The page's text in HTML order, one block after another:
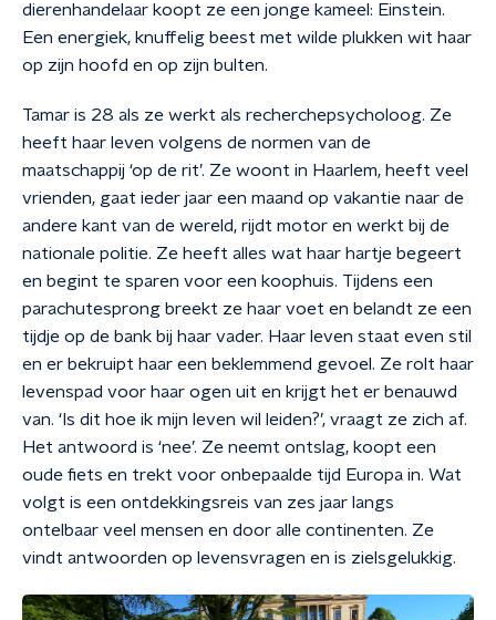
dierenhandelaar koopt ze een jonge kameel: Einstein.
Een energiek, knuffelig beest met wilde plukken wit haar
op zijn hoofd en op zijn bulten.
Tamar is 28 als ze werkt als recherchepsycholoog. Ze
heeft haar leven volgens de normen van de
maatschappij ‘op de rit’. Ze woont in Haarlem, heeft veel
vrienden, gaat ieder jaar een maand op vakantie naar de
andere kant van de wereld, rijdt motor en werkt bij de
nationale politie. Ze heeft alles wat haar hartje begeert
en begint te sparen voor een koophuis. Tijdens een
parachutesprong breekt ze haar voet en belandt ze een
tijdje op de bank bij haar vader. Haar leven staat even stil
en er bekruipt haar een beklemmend gevoel. Ze rolt haar
levenspad voor haar ogen uit en krijgt het er benauwd
van. ‘Is dit hoe ik mijn leven wil leiden?’, vraagt ze zich af.
Het antwoord is ‘nee’. Ze neemt ontslag, koopt een
oude fiets en trekt voor onbepaalde tijd Europa in. Wat
volgt is een ontdekkingsreis van zes jaar langs
ontelbaar veel mensen en door alle continenten. Ze
vindt antwoorden op levensvragen en is zielsgelukkig.